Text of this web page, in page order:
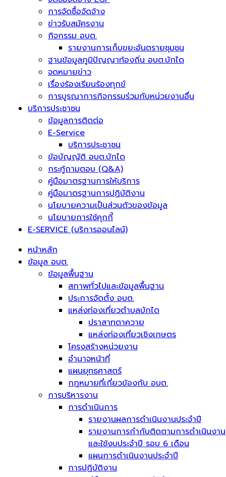
การจัดซื้อจัดจ้าง
ข่าวรับสมัครงาน
กิจกรรม อบต.
รายงานการเก็บขยะอันตรายชุมชน
ฐานข้อมูลภูมิปัญญาท้องถิ่น อบต.บักได
จดหมายข่าว
เรื่องร้องเรียนร้องทุกข์
การบูรณาการกิจกรรมร่วมกับหน่วยงานอื่น
บริการประชาชน
ข้อมูลการติดต่อ
E-Service
บริการประชาชน
ข้อบัญญัติ อบต.บักได
กระทู้ถามตอบ (Q&A)
คู่มือมาตรฐานการให้บริการ
คู่มือมาตรฐานการปฏิบัติงาน
นโยบายความเป็นส่วนตัวของข้อมูล
นโยบายการใช้คุกกี้
E-SERVICE (บริการออนไลน์)
หน้าหลัก
ข้อมูล อบต.
ข้อมูลพื้นฐาน
สภาพทั่วไปและข้อมูลพื้นฐาน
ประการจัดตั้ง อบต.
แหล่งท่องเที่ยวตำบลบักได
ปราสาทตาควาย
แหล่งท่องเที่ยวเชิงเกษตร
โครงสร้างหน่วยงาน
อำนาจหน้าที่
แผนยุทธศาสตร์
กฎหมายที่เกี่ยวข้องกับ อบต.
การบริหารงาน
การดำเนินการ
รายงานผลการดำเนินงานประจำปี
รายงานการกำกับติดตามการดำเนินงาน
และใช้งบประจำปี รอบ 6 เดือน
แผนการดำเนินงานประจำปี
การปฏิบัติงาน